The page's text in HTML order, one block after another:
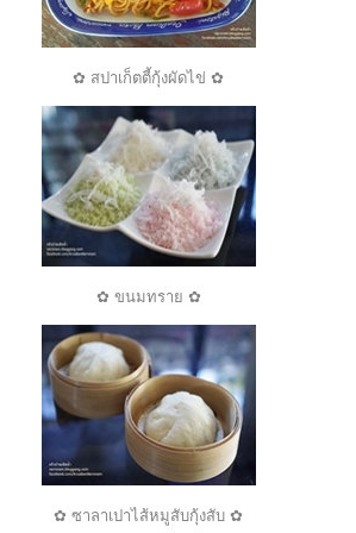
✿ สปาเก็ตตี้กุ้งผัดไข่ ✿
✿ ขนมทราย ✿
✿ ซาลาเปาไส้หมูสับกุ้งสับ ✿